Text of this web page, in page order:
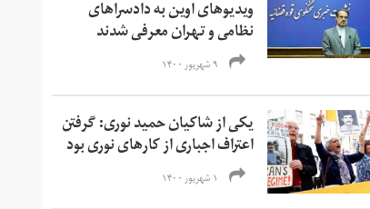
ویدیوهای اوین به دادسرا‌های
نظامی و تهران معرفی شدند
۹ شهریور ۱۴۰۰
یکی از شاکیان حمید نوری: گرفتن
اعتراف اجبارى از کارهای نوری بود
۱ شهریور ۱۴۰۰